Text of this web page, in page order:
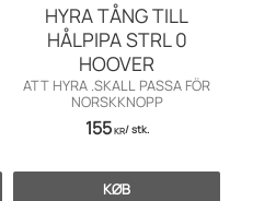
HYRA TÅNG TILL
HÅLPIPA STRL 0
HOOVER
ATT HYRA .SKALL PASSA FÖR
NORSKKNOPP
155KR/stk.
KØB